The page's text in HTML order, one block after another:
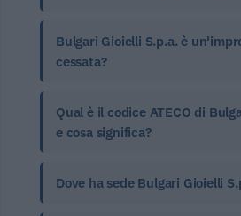
Bulgari Gioielli S.p.a. è
cessata?
Qual è il codice ATECO di
e cosa significa?
Dove ha sede Bulgari Gioielli